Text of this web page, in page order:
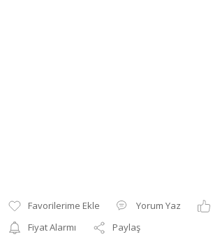
Yorum Yaz
Fiyat Alarmı
Paylaş